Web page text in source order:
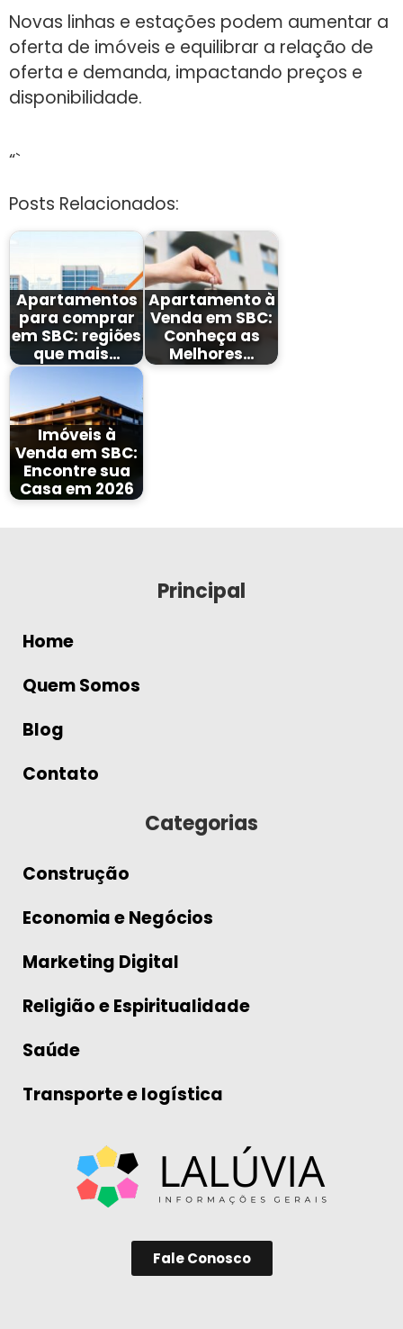
Novas linhas e estações podem aumentar a
oferta de imóveis e equilibrar a relação de
oferta e demanda, impactando preços e
disponibilidade.
“`
Posts Relacionados:
Apartamentos
para comprar
em SBC: regiões
que mais…
Apartamento à
Venda em SBC:
Conheça as
Melhores…
Imóveis à
Venda em SBC:
Encontre sua
Casa em 2026
Principal
Home
Quem Somos
Blog
Contato
Categorias
Construção
Economia e Negócios
Marketing Digital
Religião e Espiritualidade
Saúde
Transporte e logística
Fale Conosco